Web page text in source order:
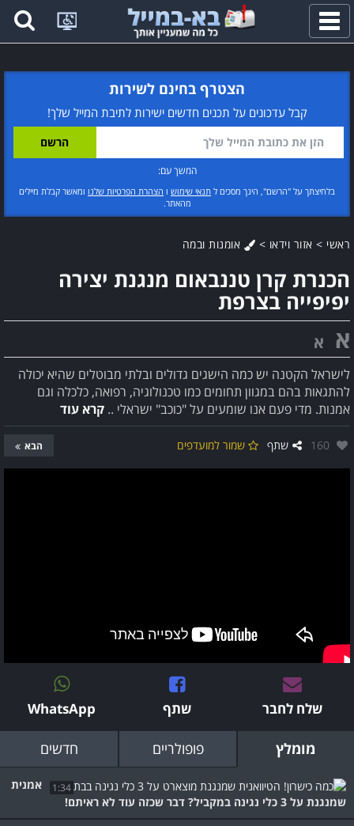
פתח
תפריט
הצטרף בחינם לשירות
קבל עדכונים על תכנים חדשים ישירות לתיבת המייל שלך!
המשך עם:
בלחיצתך על "הרשם", הינך מסכים ל תנאי שימוש ו הצהרת הפרטיות שלנו ומאשר קבלת מיילים
מהאתר.
ראשי > אזור וידאו > אומנות ובמה
הכנרת קרן טננבאום מנגנת יצירה
יפיפייה בצרפת
א א
לישראל הקטנה יש כמה הישגים גדולים ובלתי מבוטלים שהיא יכולה
להתגאות בהם במגוון תחומים כמו טכנולוגיה, רפואה, כלכלה וגם
אמנות. מדי פעם אנו שומעים על "כוכב" ישראלי .. קרא עוד
אהבו:
160 שתף שמור למועדפים הבא
שלח לחבר שתף WhatsApp
מומלץ פופולריים חדשים
1:34
אמנית
שמנגנת על 3 כלי נגינה במקביל? דבר שכזה עוד לא ראיתם!